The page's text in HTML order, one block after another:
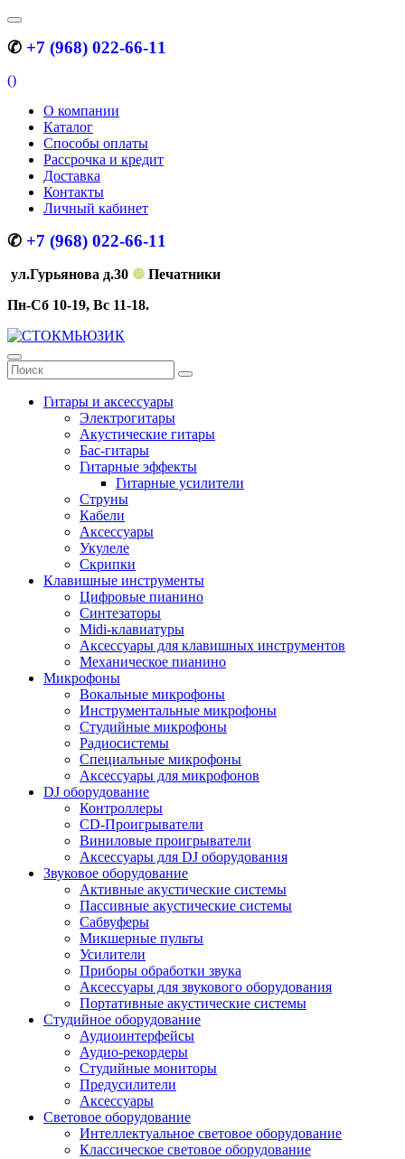
✆ +7 (968) 022-66-11
()
О компании
Каталог
Способы оплаты
Рассрочка и кредит
Доставка
Контакты
Личный кабинет
✆ +7 (968) 022-66-11
ул.Гурьянова д.30 ❿ Печатники
Пн-Сб 10-19, Вс 11-18.
Гитары и аксессуары
Электрогитары
Акустические гитары
Бас-гитары
Гитарные эффекты
Гитарные усилители
Струны
Кабели
Аксессуары
Укулеле
Скрипки
Клавишные инструменты
Цифровые пианино
Синтезаторы
Midi-клавиатуры
Аксессуары для клавишных инструментов
Механическое пианино
Микрофоны
Вокальные микрофоны
Инструментальные микрофоны
Студийные микрофоны
Радиосистемы
Специальные микрофоны
Аксессуары для микрофонов
DJ оборудование
Контроллеры
CD-Проигрыватели
Виниловые проигрыватели
Аксессуары для DJ оборудования
Звуковое оборудование
Активные акустические системы
Пассивные акустические системы
Сабвуферы
Микшерные пульты
Усилители
Приборы обработки звука
Аксессуары для звукового оборудования
Портативные акустические системы
Студийное оборудование
Аудиоинтерфейсы
Аудио-рекордеры
Студийные мониторы
Предусилители
Аксессуары
Световое оборудование
Интеллектуальное световое оборудование
Классическое световое оборудование